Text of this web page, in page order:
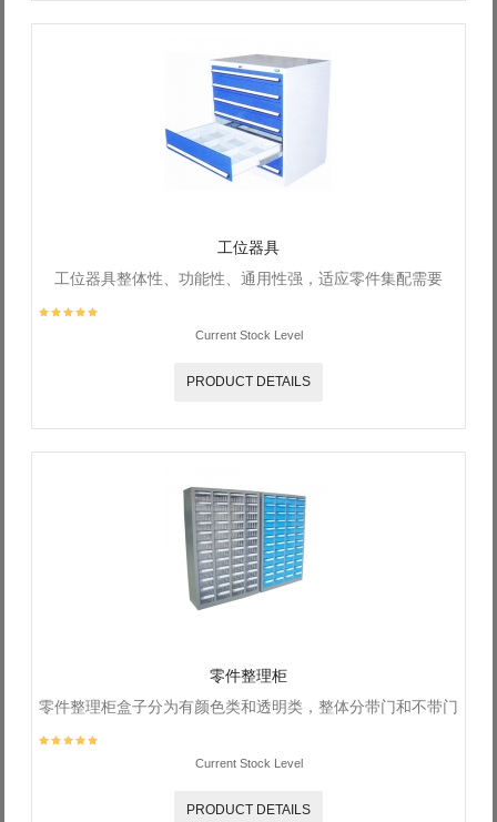
工位器具
工位器具整体性、功能性、通用性强，适应零件集配需要
Current Stock Level
PRODUCT DETAILS
零件整理柜
零件整理柜盒子分为有颜色类和透明类，整体分带门和不带门
Current Stock Level
PRODUCT DETAILS